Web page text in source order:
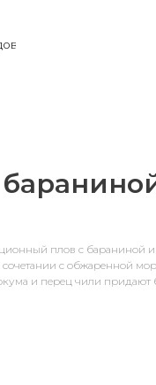
плов с бараниной
с обжаренной
и перец чили